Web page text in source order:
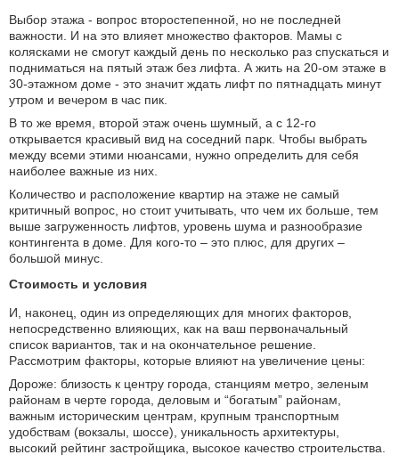
Выбор этажа - вопрос второстепенной, но не последней
важности. И на это влияет множество факторов. Мамы с
колясками не смогут каждый день по несколько раз спускаться и
подниматься на пятый этаж без лифта. А жить на 20-ом этаже в
30-этажном доме - это значит ждать лифт по пятнадцать минут
утром и вечером в час пик.
В то же время, второй этаж очень шумный, а с 12-го
открывается красивый вид на соседний парк. Чтобы выбрать
между всеми этими нюансами, нужно определить для себя
наиболее важные из них.
Количество и расположение квартир на этаже не самый
критичный вопрос, но стоит учитывать, что чем их больше, тем
выше загруженность лифтов, уровень шума и разнообразие
контингента в доме. Для кого-то – это плюс, для других –
большой минус.
Стоимость и условия
И, наконец, один из определяющих для многих факторов,
непосредственно влияющих, как на ваш первоначальный
список вариантов, так и на окончательное решение.
Рассмотрим факторы, которые влияют на увеличение цены:
Дороже: близость к центру города, станциям метро, зеленым
районам в черте города, деловым и “богатым” районам,
важным историческим центрам, крупным транспортным
удобствам (вокзалы, шоссе), уникальность архитектуры,
высокий рейтинг застройщика, высокое качество строительства.